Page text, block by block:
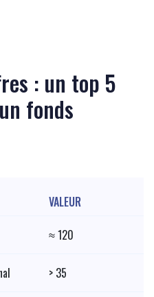
: un top 5
fonds
VALEUR
≈ 120
> 35